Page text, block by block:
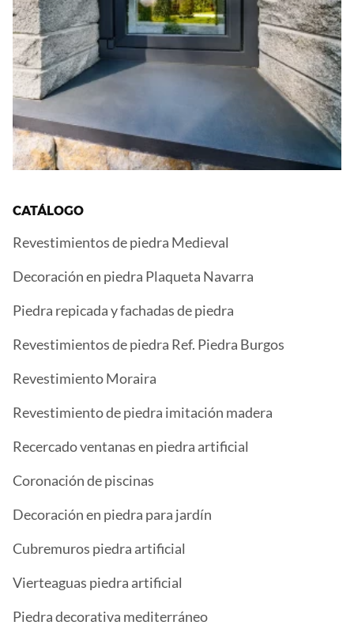
CATÁLOGO
Revestimientos de piedra Medieval
Decoración en piedra Plaqueta Navarra
Piedra repicada y fachadas de piedra
Revestimientos de piedra Ref. Piedra Burgos
Revestimiento Moraira
Revestimiento de piedra imitación madera
Recercado ventanas en piedra artificial
Coronación de piscinas
Decoración en piedra para jardín
Cubremuros piedra artificial
Vierteaguas piedra artificial
Piedra decorativa mediterráneo